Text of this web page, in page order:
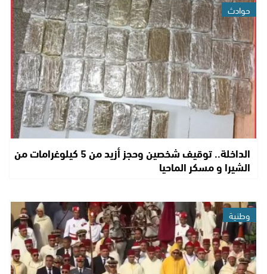
حوادث
الداخلة.. توقيف شخصين وحجز أزيد من 5 كيلوغرامات من
الشيرا و مسكر الماحيا
وطنية